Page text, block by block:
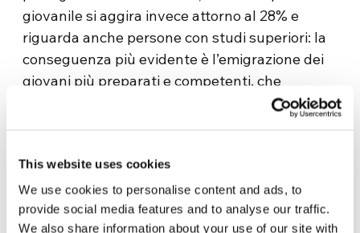
This website uses cookies
We use cookies to personalise content and ads, to
provide social media features and to analyse our traffic.
We also share information about your use of our site with
giovanile si aggira invece attorno al 28% e
riguarda anche persone con studi superiori: la
conseguenza più evidente è l’emigrazione dei
giovani più preparati e competenti, che
compromette il futuro di tutto il Paese.
accompagnare le persone verso l’inserimento
nel mercato di lavoro presso terzi o, quando le
condizioni personali e del contesto sociale lo
permettono, anche attraverso la creazione di